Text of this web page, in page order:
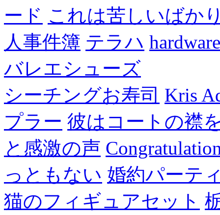
ード これは苦しいばか
人事件簿 テラハ
バレエシューズ
シーチングお寿司 Kris
プラー 彼はコートの襟
と感激の声
っともない 婚約パーテ
猫のフィギュアセット